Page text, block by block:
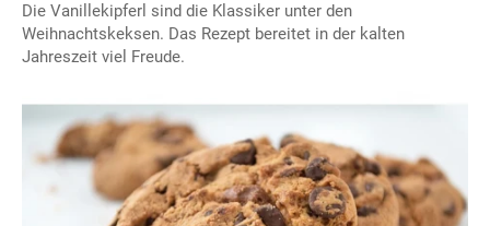
Die Vanillekipferl sind die Klassiker unter den
Weihnachtskeksen. Das Rezept bereitet in der kalten
Jahreszeit viel Freude.